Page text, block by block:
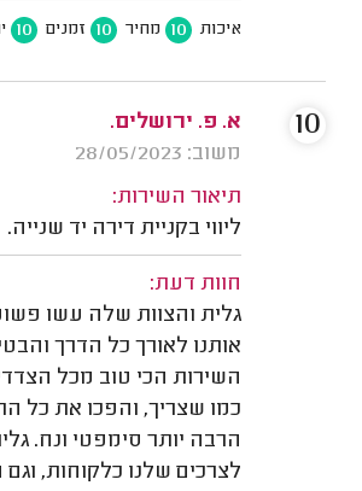
איכות 10 מחיר 10 זמנים 10
א. פ. ירושלים.
משוב: 28/05/2023
תיאור השירות:
ליווי בקניית דירה יד שנייה.
חוות דעת:
גלית והצוות שלה עשו
אותנו לאורך כל הדרך
השירות הכי טוב מכל
כמו שצריך, והפכו את כל
הרבה יותר סימפטי ונח.
לצרכים שלנו כלקוחות,
10